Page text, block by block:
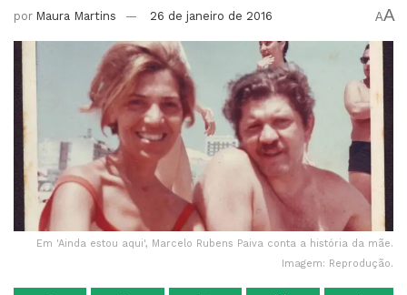
por Maura Martins 26 de janeiro de 2016 AA
Em 'Ainda estou aqui', Marcelo Rubens Paiva conta a história da mãe.
Imagem: Reprodução.